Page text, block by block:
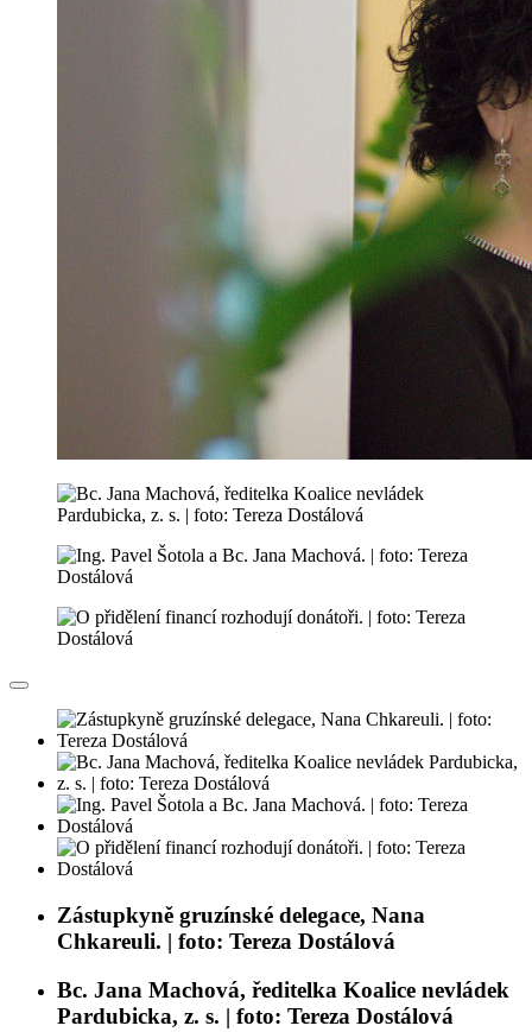
Zástupkyně gruzínské delegace, Nana
Chkareuli. | foto: Tereza Dostálová
Bc. Jana Machová, ředitelka Koalice nevládek
Pardubicka, z. s. | foto: Tereza Dostálová